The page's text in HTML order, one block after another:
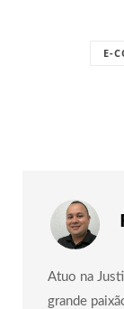
E-
Atuo na
grande